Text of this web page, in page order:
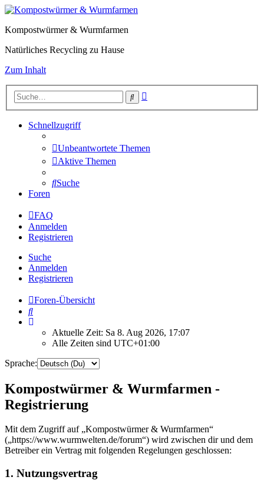
Kompostwürmer & Wurmfarmen
Natürliches Recycling zu Hause
Zum Inhalt
Suche
Schnellzugriff
Unbeantwortete Themen
Aktive Themen
Suche
Foren
FAQ
Anmelden
Registrieren
Suche
Anmelden
Registrieren
Foren-Übersicht
Suche
Aktuelle Zeit: Sa 8. Aug 2026, 17:07
Alle Zeiten sind UTC+01:00
Sprache:
Kompostwürmer & Wurmfarmen -
Registrierung
Mit dem Zugriff auf „Kompostwürmer & Wurmfarmen“
(„https://www.wurmwelten.de/forum“) wird zwischen dir und dem
Betreiber ein Vertrag mit folgenden Regelungen geschlossen:
1. Nutzungsvertrag